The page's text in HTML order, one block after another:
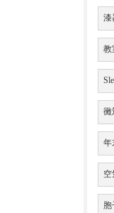
漆
教
黴
年
空
胞